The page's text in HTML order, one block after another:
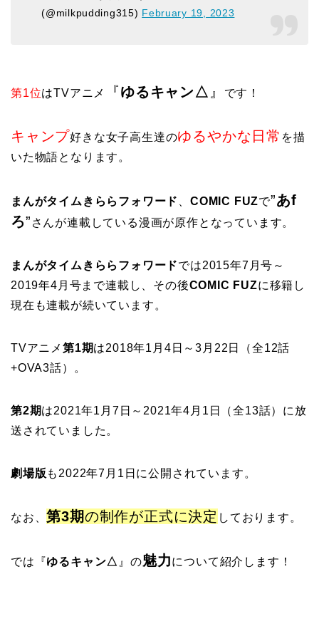
(@milkpudding315) February 19, 2023
第1位はTVアニメ 『ゆるキャン△ 』 です！
キャンプ好きな女子高生達のゆるやかな日常 を描
いた物語となります。
まんがタイムきららフォワード 、COMIC FUZで”あf
ろ” さんが連載している漫画が原作となっています。
まんがタイムきららフォワードでは2015年7月号～
2019年4月号まで連載し、その後COMIC FUZに移籍し
現在も連載が続いています。
TVアニメ 第1期は2018年1月4日～3月22日（全12話
+OVA3話）。
第2期は2021年1月7日～2021年4月1日（全13話）に放
送されていました。
劇場版 も2022年7月1日に公開されています。
なお、第3期の制作が正式に決定 しております。
では『ゆるキャン△ 』の魅力について紹介します！